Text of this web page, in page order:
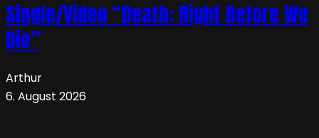
Single/Video “Death: Right Before We
Die”
Arthur
6. August 2026